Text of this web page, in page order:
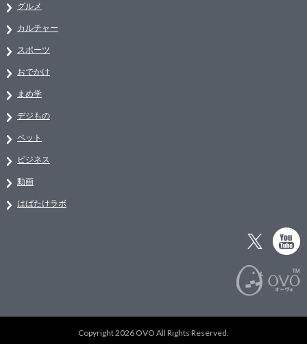
グルメ
カルチャー
スポーツ
おでかけ
まめ学
デジもの
ペット
ビジネス
動画
はばたけラボ
Copyright 2026 OVO All Rights Reserved.